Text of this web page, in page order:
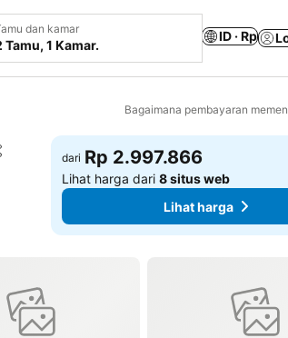
dan kamar
Tamu, 1 Kamar.
ID · Rp
Bagaimana pembayaran
Tambahkan ke favorit
dari Rp 2.997.866
Lihat harga dari8 situs web
Lihat harga